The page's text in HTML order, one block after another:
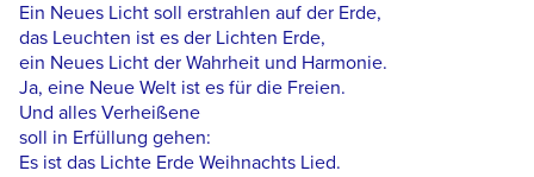
Ein Neues Licht soll erstrahlen auf der Erde,
das Leuchten ist es der Lichten Erde,
ein Neues Licht der Wahrheit und Harmonie.
Ja, eine Neue Welt ist es für die Freien.
Und alles Verheißene
soll in Erfüllung gehen:
Es ist das Lichte Erde Weihnachts Lied.